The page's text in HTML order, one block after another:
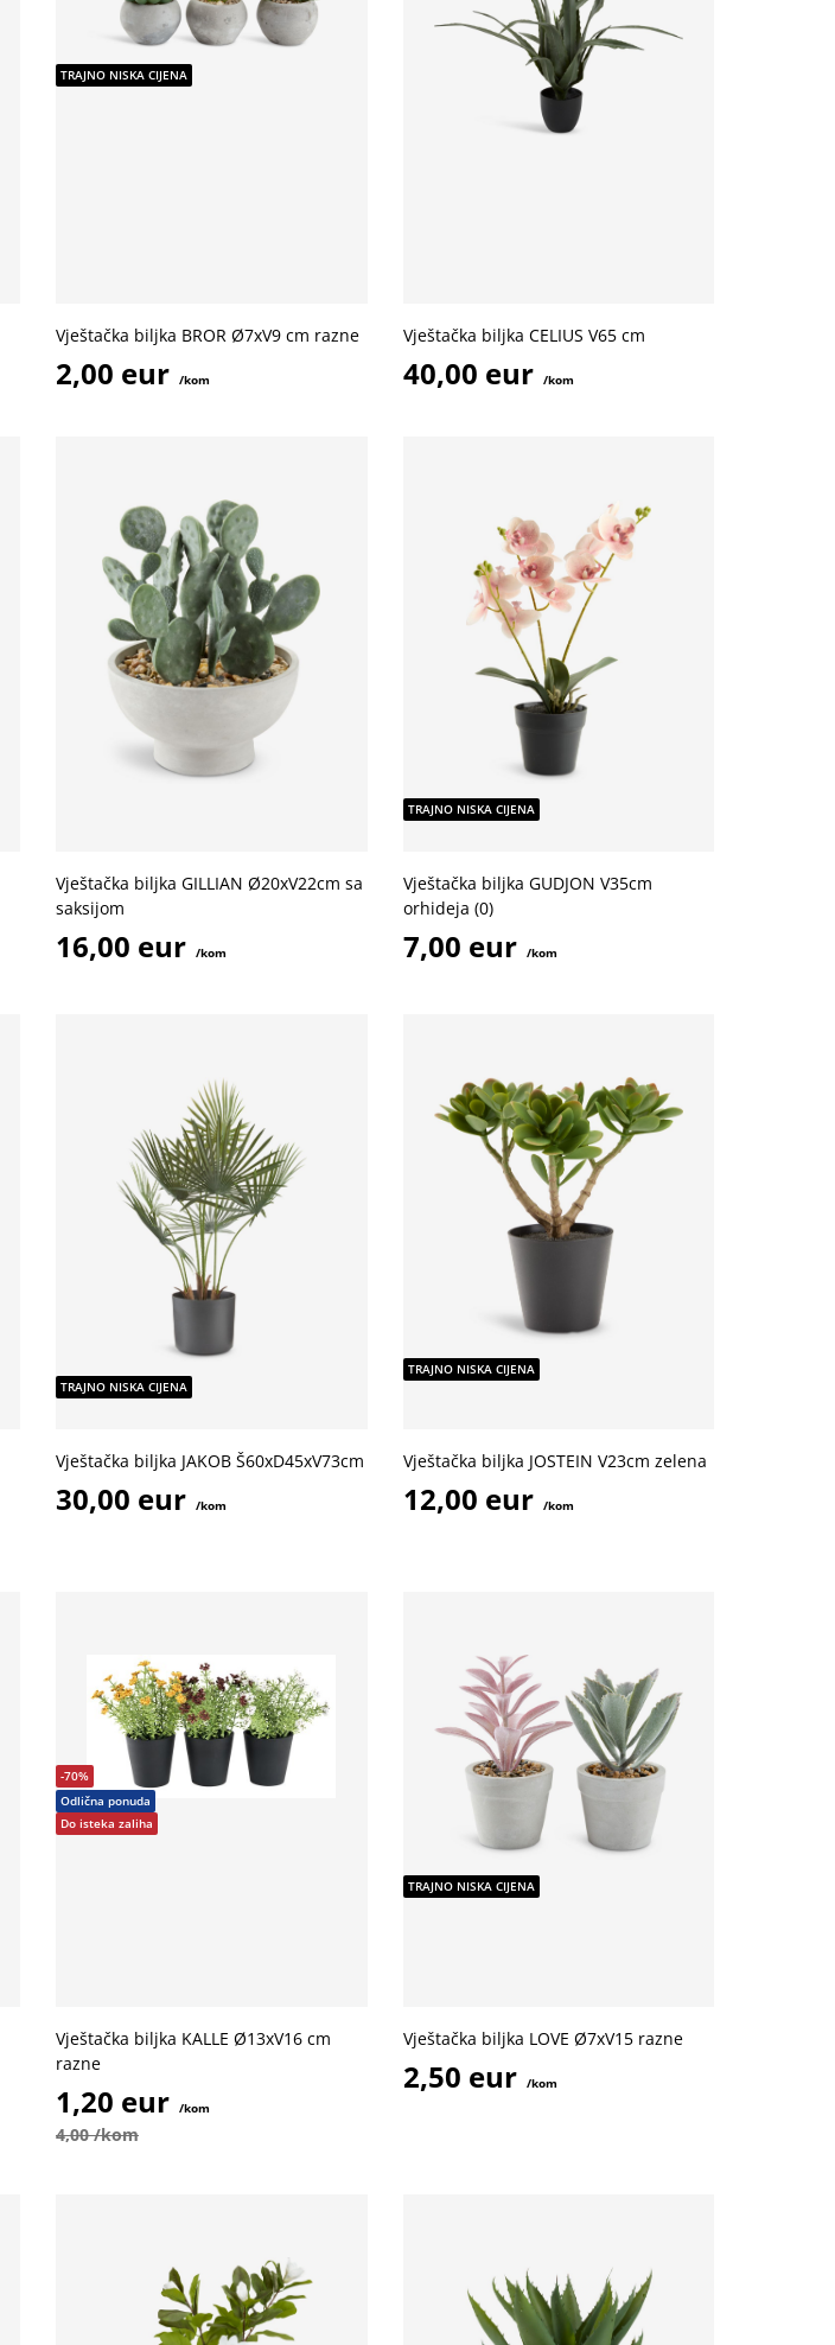
TRAJNO NISKA CIJENA
Vještačka biljka BROR Ø7xV9 cm razne
2,00 eur /kom
Vještačka biljka CELIUS V65 cm
40,00 eur /kom
Vještačka biljka GILLIAN Ø20xV22cm sa
saksijom
16,00 eur /kom
TRAJNO NISKA CIJENA
Vještačka biljka GUDJON V35cm
orhideja (0)
7,00 eur /kom
TRAJNO NISKA CIJENA
Vještačka biljka JAKOB Š60xD45xV73cm
30,00 eur /kom
TRAJNO NISKA CIJENA
Vještačka biljka JOSTEIN V23cm zelena
12,00 eur /kom
-70%
Odlična ponuda
Do isteka zaliha
Vještačka biljka KALLE Ø13xV16 cm
razne
1,20 eur /kom
4,00 /kom
TRAJNO NISKA CIJENA
Vještačka biljka LOVE Ø7xV15 razne
2,50 eur /kom